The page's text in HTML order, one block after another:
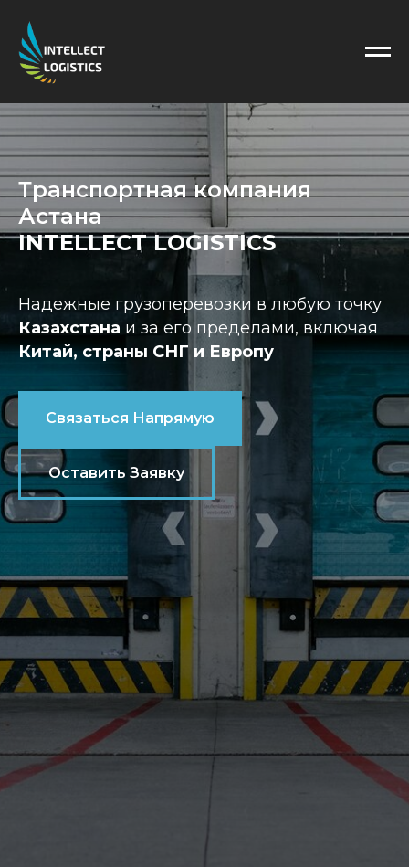
Транспортная компания
Астана
INTELLECT LOGISTICS
Надежные грузоперевозки в любую точку
Казахстана и за его пределами, включая
Китай, страны СНГ и Европу
Связаться Напрямую
Оставить Заявку